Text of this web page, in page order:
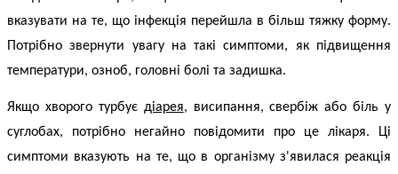
вказувати на те, що інфекція перейшла в більш тяжку форму.
Потрібно звернути увагу на такі симптоми, як підвищення
температури, озноб, головні болі та задишка.
Якщо хворого турбує діарея, висипання, свербіж або біль у
суглобах, потрібно негайно повідомити про це лікаря. Ці
симптоми вказують на те, що в організму з'явилася реакція